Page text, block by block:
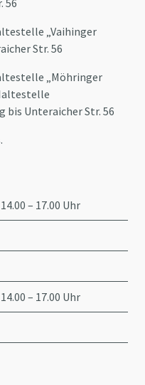
„Vaihinger
Str. 56
„Möhringer
bis Unteraicher Str. 56
– 17.00 Uhr
– 17.00 Uhr